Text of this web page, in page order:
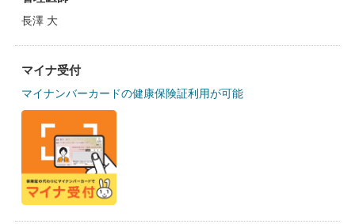
長澤 大
マイナ受付
マイナンバーカードの健康保険証利用が可能